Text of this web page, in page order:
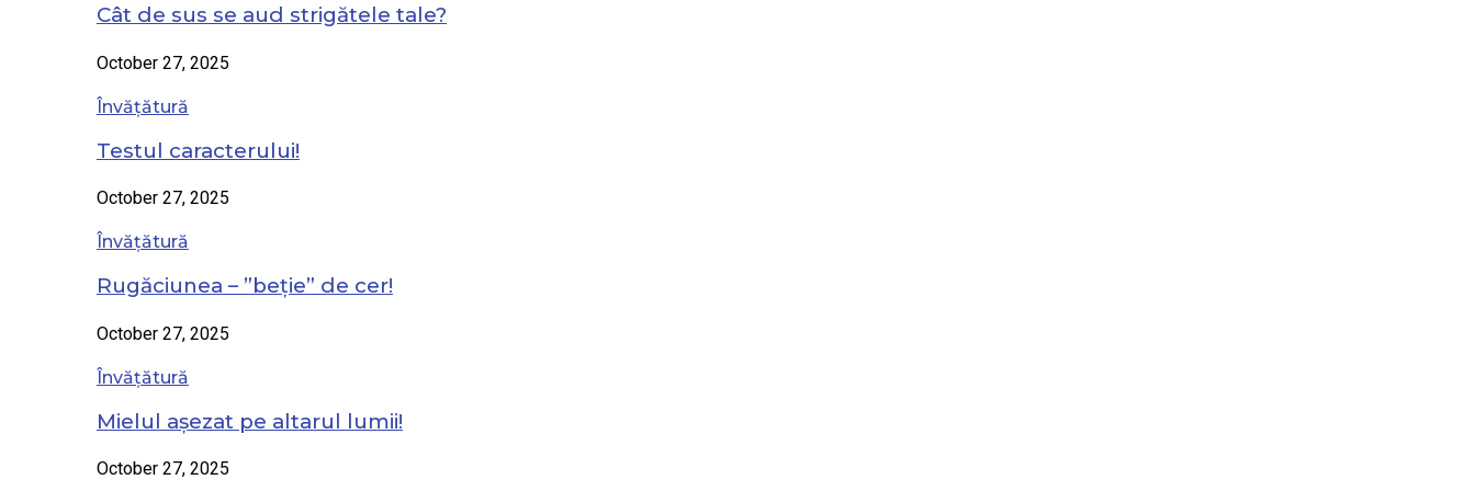
Cât de sus se aud strigătele tale?
October 27, 2025
Învățătură
Testul caracterului!
October 27, 2025
Învățătură
Rugăciunea – ”beție” de cer!
October 27, 2025
Învățătură
Mielul așezat pe altarul lumii!
October 27, 2025